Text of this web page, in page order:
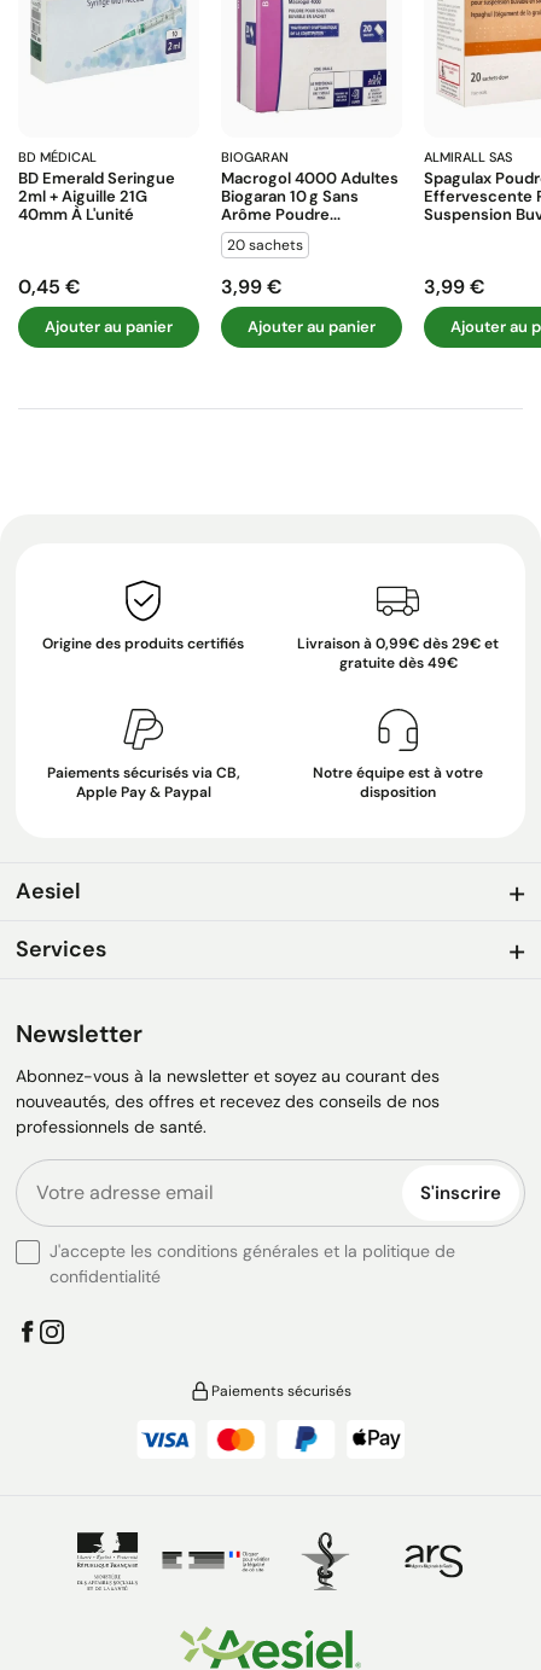
BD MÉDICAL
BD Emerald Seringue
2ml + Aiguille 21G
40mm À L'unité
Prix
0,45 €
Ajouter au panier
BIOGARAN
Macrogol 4000 Adultes
Biogaran 10 G Sans
Arôme Poudre...
20 sachets
Prix
3,99 €
Ajouter au panier
ALMIRALL SAS
Spagulax
Effervescente
Suspension
Prix
3,99 €
Ajouter au
Origine des produits certifiés
Livraison à 0,99€ dès 29€ et
gratuite dès 49€
Paiements sécurisés via CB,
Apple Pay & Paypal
Notre équipe est à votre
disposition
Aesiel
Services
Newsletter
Abonnez-vous à la newsletter et soyez au courant des
nouveautés, des offres et recevez des conseils de nos
professionnels de santé.
S'inscrire
J'accepte les conditions générales et la politique de
confidentialité
Paiements sécurisés